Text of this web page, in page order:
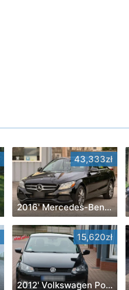
43,333zł
2016' Mercedes-Benz C-Class
15,620zł
2012' Volkswagen Polo